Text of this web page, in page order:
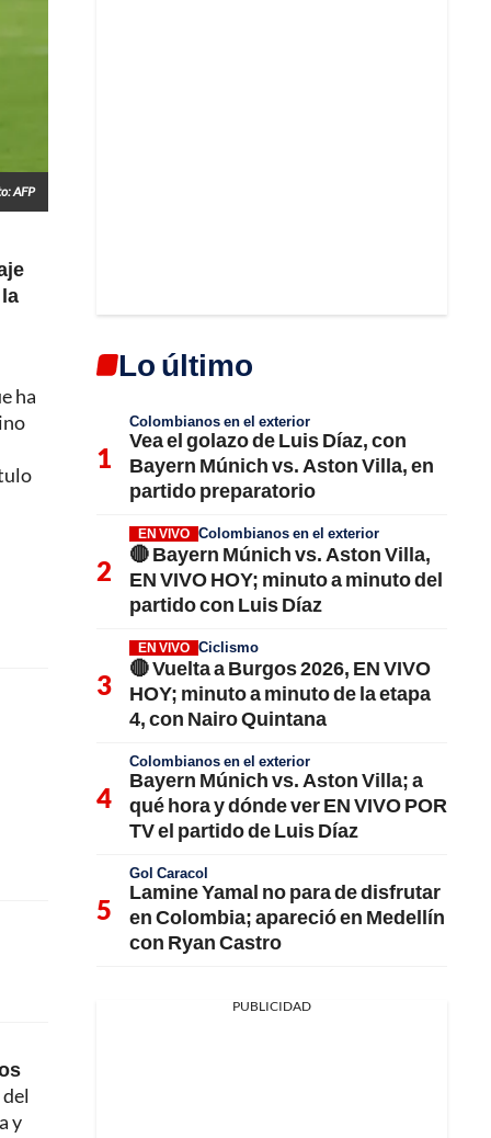
AFP
ha
y
Lo último
Colombianos en el exterior
Vea el golazo de Luis Díaz, con
Bayern Múnich vs. Aston Villa, en
partido preparatorio
EN VIVO Colombianos en el exterior
🔴 Bayern Múnich vs. Aston Villa,
EN VIVO HOY; minuto a minuto del
partido con Luis Díaz
EN VIVO Ciclismo
🔴 Vuelta a Burgos 2026, EN VIVO
HOY; minuto a minuto de la etapa
4, con Nairo Quintana
Colombianos en el exterior
Bayern Múnich vs. Aston Villa; a
qué hora y dónde ver EN VIVO POR
TV el partido de Luis Díaz
Gol Caracol
Lamine Yamal no para de disfrutar
en Colombia; apareció en Medellín
con Ryan Castro
PUBLICIDAD